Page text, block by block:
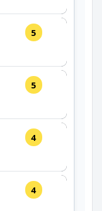
5
5
4
4